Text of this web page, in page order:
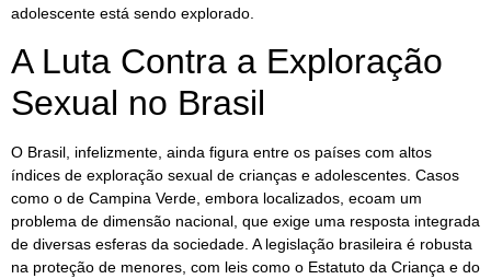
adolescente está sendo explorado.
A Luta Contra a Exploração
Sexual no Brasil
O Brasil, infelizmente, ainda figura entre os países com altos
índices de exploração sexual de crianças e adolescentes. Casos
como o de Campina Verde, embora localizados, ecoam um
problema de dimensão nacional, que exige uma resposta integrada
de diversas esferas da sociedade. A legislação brasileira é robusta
na proteção de menores, com leis como o Estatuto da Criança e do